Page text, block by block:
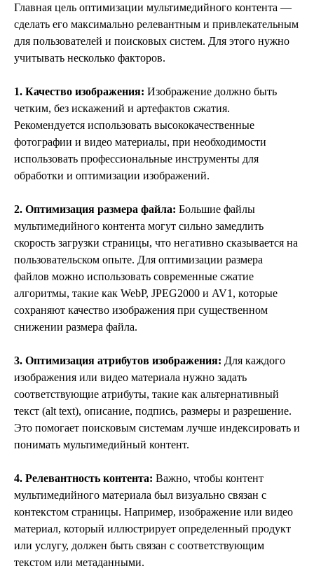
Главная цель оптимизации мультимедийного контента —
сделать его максимально релевантным и привлекательным
для пользователей и поисковых систем. Для этого нужно
учитывать несколько факторов.
1. Качество изображения: Изображение должно быть
четким, без искажений и артефактов сжатия.
Рекомендуется использовать высококачественные
фотографии и видео материалы, при необходимости
использовать профессиональные инструменты для
обработки и оптимизации изображений.
2. Оптимизация размера файла: Большие файлы
мультимедийного контента могут сильно замедлить
скорость загрузки страницы, что негативно сказывается на
пользовательском опыте. Для оптимизации размера
файлов можно использовать современные сжатие
алгоритмы, такие как WebP, JPEG2000 и AV1, которые
сохраняют качество изображения при существенном
снижении размера файла.
3. Оптимизация атрибутов изображения: Для каждого
изображения или видео материала нужно задать
соответствующие атрибуты, такие как альтернативный
текст (alt text), описание, подпись, размеры и разрешение.
Это помогает поисковым системам лучше индексировать и
понимать мультимедийный контент.
4. Релевантность контента: Важно, чтобы контент
мультимедийного материала был визуально связан с
контекстом страницы. Например, изображение или видео
материал, который иллюстрирует определенный продукт
или услугу, должен быть связан с соответствующим
текстом или метаданными.